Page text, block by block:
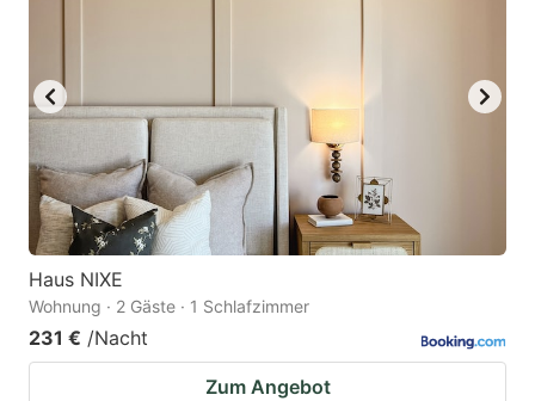
Haus NIXE
Wohnung · 2 Gäste · 1 Schlafzimmer
231 € /Nacht
Zum Angebot